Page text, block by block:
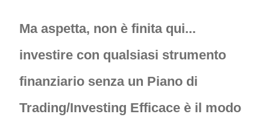
Ma aspetta, non è finita qui...
investire con qualsiasi strumento
finanziario senza un Piano di
Trading/Investing Efficace è il modo